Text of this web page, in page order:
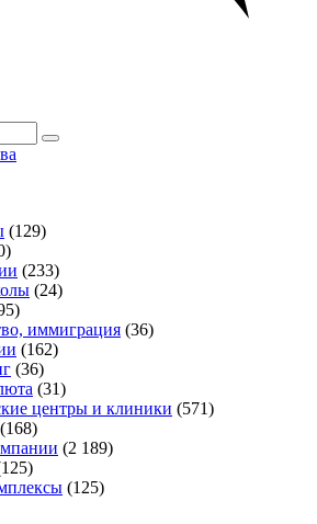
(129)
(233)
(24)
иммиграция (36)
(162)
(36)
(31)
центры и клиники (571)
(168)
(2 189)
(125)